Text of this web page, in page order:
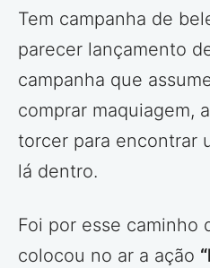
Tem campanha de
parecer lançamento
campanha que
comprar maquiagem,
torcer para encontrar
lá dentro.
Foi por esse caminho
colocou no ar a ação